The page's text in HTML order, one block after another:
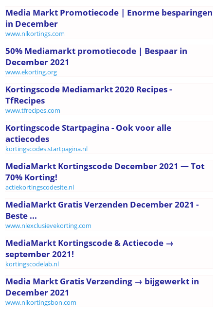
Media Markt Promotiecode | Enorme besparingen
in December
www.nlkortings.com
50% Mediamarkt promotiecode | Bespaar in
December 2021
www.ekorting.org
Kortingscode Mediamarkt 2020 Recipes -
TfRecipes
www.tfrecipes.com
Kortingscode Startpagina - Ook voor alle
actiecodes
kortingscodes.startpagina.nl
MediaMarkt Kortingscode December 2021 — Tot
70% Korting!
actiekortingscodesite.nl
MediaMarkt Gratis Verzenden December 2021 -
Beste ...
www.nlexclusievekorting.com
MediaMarkt Kortingscode & Actiecode →
september 2021!
kortingscodelab.nl
Media Markt Gratis Verzending → bijgewerkt in
December 2021
www.nlkortingsbon.com